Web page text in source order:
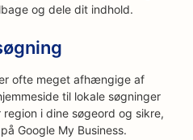
og dele dit indhold.
ofte meget afhængige af
til lokale søgninger
i dine søgeord og sikre,
Google My Business.